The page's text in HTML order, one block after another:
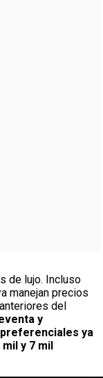
de lujo. Incluso
manejan precios
del
y
ya
y 7 mil